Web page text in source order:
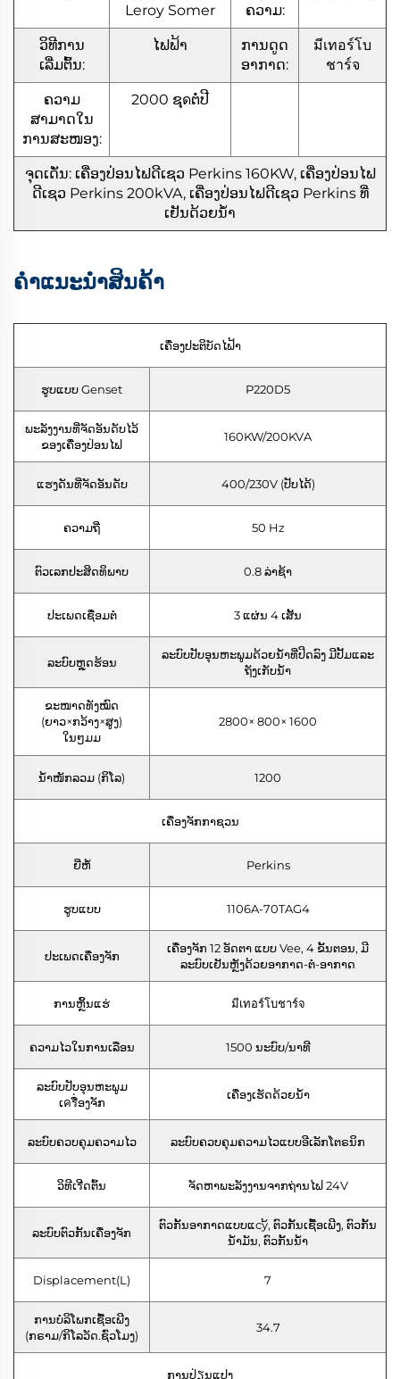
Leroy Somer
ຄວາມ:
ວິທີການ
ເລີ່ມຕົ້ນ:
ໄຟຟ້າ
ການດູດ
ອາກາດ:
มีเทอร์โบ
ชาร์จ
ຄວາມ
ສາມາດໃນ
ການສະໜອງ:
2000 ຊุดຕໍ່ປີ
ຈຸດເດັ່ນ: ເຄື່ອງປ່ອນໄຟດີເຊວ Perkins 160KW, ເຄື່ອງປ່ອນໄຟ
ດີເຊວ Perkins 200kVA, ເຄື່ອງປ່ອນໄຟດີເຊວ Perkins ທີ່
ເຢັນດ້ວຍນ້ຳ
ຄຳແນະນຳສິນຄ້າ
ເຄື່ອງປະຕິບັດໄຟ້າ
ຮູບແບບ Genset P220D5
ພະລັງງານທີ່ຈັດອັນດັບໄວ້
ຂອງເຄື່ອງປ່ອນໄຟ
160KW/200KVA
ແຮງດັນທີ່ຈັດອັນດັບ 400/230V (ປັບໄດ້)
ຄວາມຖີ່ 50 Hz
ຕົວເລກປະສິດທິພາບ 0.8 ລ່າຊ້າ
ປະເພດເຊື່ອມຕໍ່ 3 ແຜ່ນ 4 ເສັ້ນ
ລະບົບຫຼຸດຮ້ອນ
ລະບົບປັບອຸນຫະພູມດ້ວຍນ້ຳທີ່ປິດລົງ ມີປັ້ມແລະ
ຖັງເກັບນ້ຳ
ຂະໜາດທັງໝົດ
(ຍາວ×ກວ້າງ×ສູງ)
ໃນໆມມ
2800× 800× 1600
ນ້ຳໜັກລວມ (ກິໂລ) 1200
ເຄື່ອງຈັກກາຊວນ
ຍີ່ຫໍ້ Perkins
ຮູບແບບ 1106A-70TAG4
ປະເພດເຄື່ອງຈັກ
ເຄື່ອງຈັກ 12 ອັດຕາ ແບບ Vee, 4 ຂັ້ນຕອນ, ມີ
ລະບົບເຢັນຫຼັງດ້ວຍອາກາດ-ຕໍ່-ອາກາດ
ການຫຼິ້ນແຮ່ มีเทอร์โบชาร์จ
ຄວາມໄວໃນການເລືອນ 1500 ນະບົບ/ນາທີ
ລະບົບປັບອຸນຫະພູມ
ເครື່ອງຈັກ
ເຄື່ອງເຮັດດ້ວຍນ້ໍາ
ລະບົບຄວບຄຸມຄວາມໄວ ລະບົບຄວບຄຸມຄວາມໄວແບບອີເລັກໂຕຣນິກ
ວິທີເรີດຕົ້ນ ຈັດຫາພະລັງງານຈາກຖ່ານໄຟ 24V
ລະບົບຕົວກັ້ນເຄື່ອງຈັກ
ຕົວກັ້ນອາກາດແບບແсу້, ຕົວກັ້ນເຊື້ອເພີງ, ຕົວກັ້ນ
ນ້ຳມັນ, ຕົວກັ້ນນ້ຳ
Displacement(L) 7
ການບໍລິໂພກເຊື້ອເພີງ
(ກຣາມ/ກິໂລວັດ.ຊົ່ວໂມງ)
34.7
ການປ່ຽນແປງ